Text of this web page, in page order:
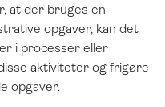
at der bruges en
opgaver, kan det
i processer eller
aktiviteter og frigøre
opgaver.